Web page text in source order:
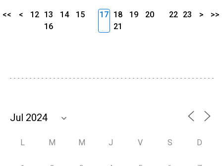
<< < 12 13 14
15
16
17 18 19
20
21
22 23 > >>
L M M J V S D